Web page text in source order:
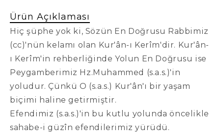
Ürün Açıklaması
Hiç şüphe yok ki, Sözün En Doğrusu Rabbimiz
(cc)'nün kelamı olan Kur'ân-ı Kerîm'dir. Kur'ân-
ı Kerîm'in rehberliğinde Yolun En Doğrusu ise
Peygamberimiz Hz.Muhammed (s.a.s.)'in
yoludur. Çünkü O (s.a.s.) Kur'ân'ı bir yaşam
biçimi haline getirmiştir.
Efendimiz (s.a.s.)'in bu kutlu yolunda öncelikle
sahabe-i güzîn efendilerimiz yürüdü.